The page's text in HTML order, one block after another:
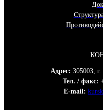
Адрес: 305003,
Тел. / факс:
E-mail: